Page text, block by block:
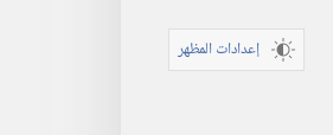
إعدادات المظهر